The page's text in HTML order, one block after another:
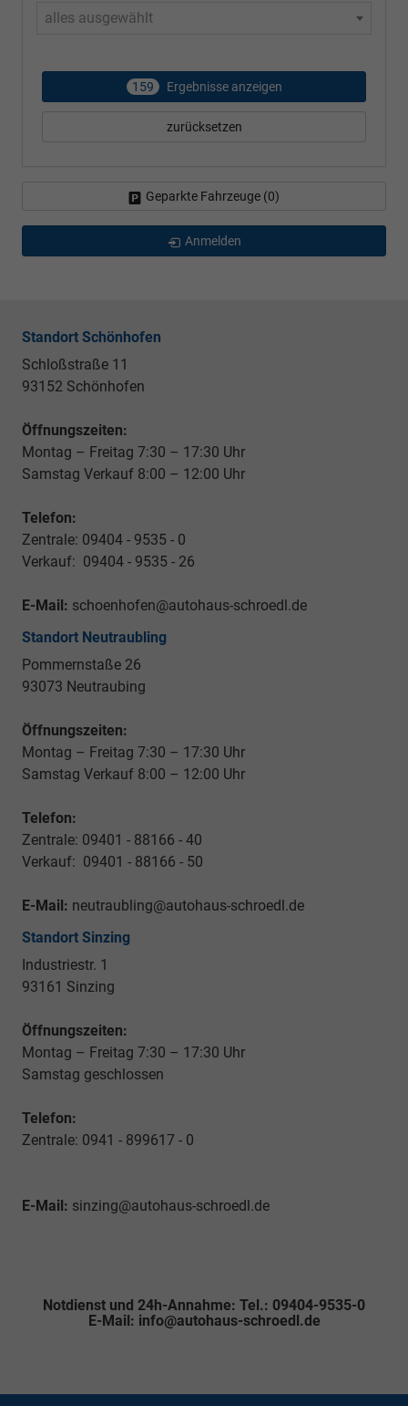
alles ausgewählt
159 Ergebnisse anzeigen
zurücksetzen
Geparkte Fahrzeuge (0)
Anmelden
Standort Schönhofen
Schloßstraße 11
93152 Schönhofen
Öffnungszeiten:
Montag – Freitag 7:30 – 17:30 Uhr
Samstag Verkauf 8:00 – 12:00 Uhr
Telefon:
Zentrale: 09404 - 9535 - 0
Verkauf: 09404 - 9535 - 26
E-Mail: schoenhofen@autohaus-schroedl.de
Standort Neutraubling
Pommernstaße 26
93073 Neutraubing
Öffnungszeiten:
Montag – Freitag 7:30 – 17:30 Uhr
Samstag Verkauf 8:00 – 12:00 Uhr
Telefon:
Zentrale: 09401 - 88166 - 40
Verkauf: 09401 - 88166 - 50
E-Mail: neutraubling@autohaus-schroedl.de
Standort Sinzing
Industriestr. 1
93161 Sinzing
Öffnungszeiten:
Montag – Freitag 7:30 – 17:30 Uhr
Samstag geschlossen
Telefon:
Zentrale: 0941 - 899617 - 0
E-Mail: sinzing@autohaus-schroedl.de
Notdienst und 24h-Annahme: Tel.: 09404-9535-0
E-Mail: info@autohaus-schroedl.de